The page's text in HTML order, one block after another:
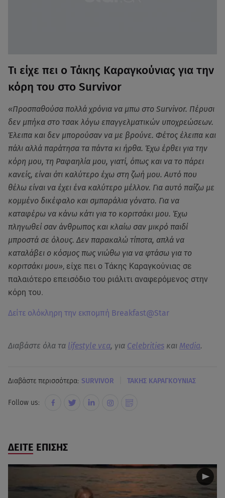
Τι είχε πει ο Τάκης Καραγκούνιας για την
κόρη του στο Survivor
«Προσπαθούσα πολλά χρόνια να μπω στο Survivor. Πέρυσι
δεν μπήκα στο τσακ λόγω επαγγελματικών υποχρεώσεων.
Έλειπα και δεν μπορούσαν να με βρούνε. Φέτος έλειπα και
πάλι αλλά παράτησα τα πάντα κι ήρθα. Έχω έρθει για την
κόρη μου, τη Ραφαηλία μου, γιατί, όπως και να το πάρει
κανείς, είναι ότι καλύτερο έχω στη ζωή μου. Αυτό που
θέλω είναι να έχει ένα καλύτερο μέλλον. Για αυτό παίζω με
κομμένο δικέφαλο και σμπαράλια γόνατο. Για να
καταφέρω να κάνω κάτι για το κοριτσάκι μου. Έχω
πληγωθεί σαν άνθρωπος και κλαίω σαν μικρό παιδί
μπροστά σε όλους. Δεν παρακαλώ τίποτα, απλά να
καταλάβει ο κόσμος πως νιώθω για να φτάσω για το
κοριτσάκι μου», είχε πει ο Τάκης Καραγκούνιας σε
παλαιότερο επεισόδιο του ριάλιτι αναφερόμενος στην
κόρη του.
Δείτε ολόκληρη την εκπομπή Breakfast@Star
Διαβάστε όλα τα lifestyle νεα, για Celebrities και Media.
Διαβάστε περισσότερα: SURVIVOR ΤΑΚΗΣ ΚΑΡΑΓΚΟΥΝΙΑΣ
Follow us:
ΔΕΙΤΕ ΕΠΙΣΗΣ